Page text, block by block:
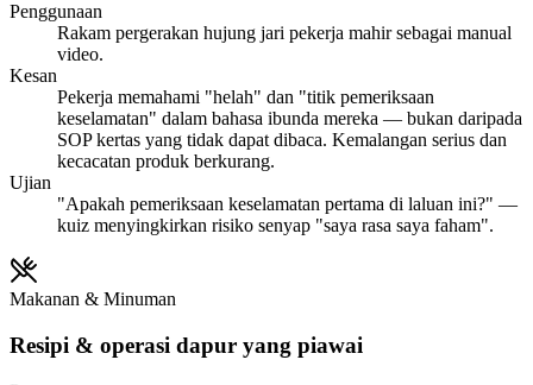
Penggunaan
Rakam pergerakan hujung jari pekerja mahir sebagai manual
video.
Kesan
Pekerja memahami "helah" dan "titik pemeriksaan
keselamatan" dalam bahasa ibunda mereka — bukan daripada
SOP kertas yang tidak dapat dibaca. Kemalangan serius dan
kecacatan produk berkurang.
Ujian
"Apakah pemeriksaan keselamatan pertama di laluan ini?" —
kuiz menyingkirkan risiko senyap "saya rasa saya faham".
Makanan & Minuman
Resipi & operasi dapur yang piawai